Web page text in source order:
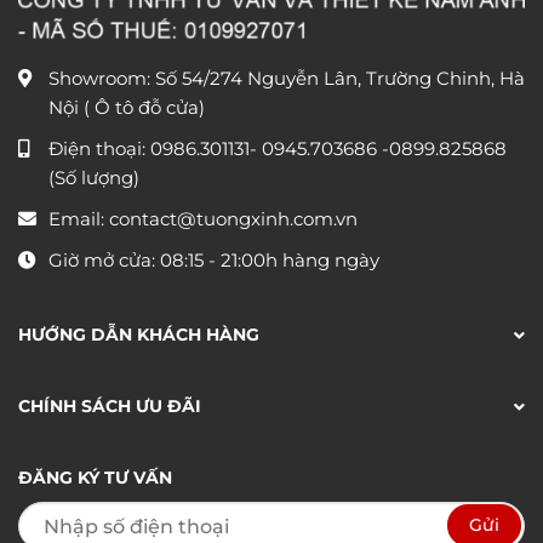
Showroom: Số 54/274 Nguyễn Lân, Trường Chinh, Hà
Nội ( Ô tô đỗ cửa)
Điện thoại: 0986.301131- 0945.703686 -0899.825868
(Số lượng)
Email: contact@tuongxinh.com.vn
Giờ mở cửa: 08:15 - 21:00h hàng ngày
HƯỚNG DẪN KHÁCH HÀNG
CHÍNH SÁCH ƯU ĐÃI
ĐĂNG KÝ TƯ VẤN